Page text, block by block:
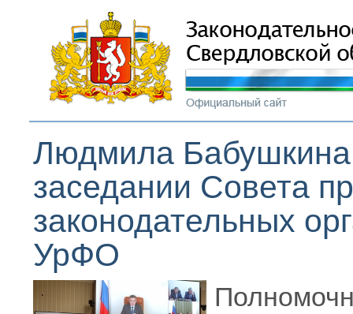
Людмила Бабушкина
заседании Совета
законодательных
УрФО